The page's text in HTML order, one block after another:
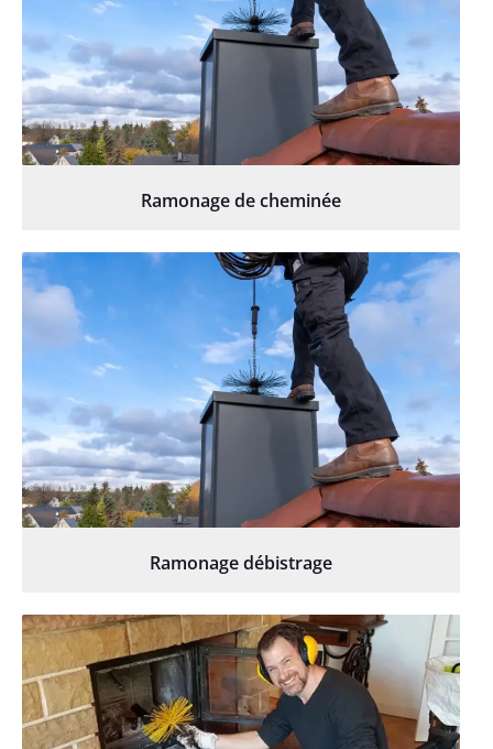
Ramonage de cheminée
Ramonage débistrage